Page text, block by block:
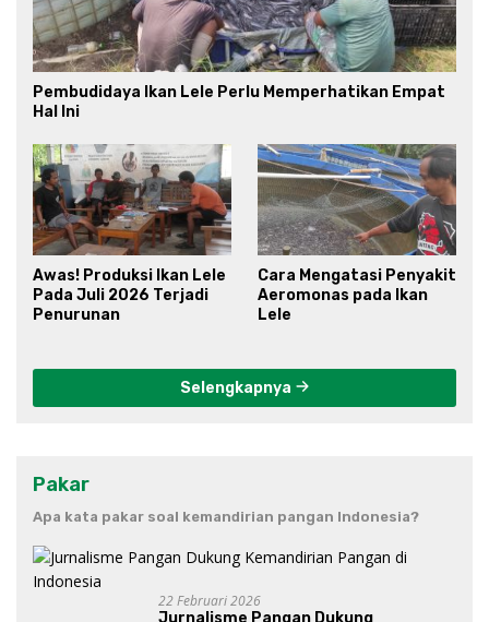
Pembudidaya Ikan Lele Perlu Memperhatikan Empat
Hal Ini
Awas! Produksi Ikan Lele
Pada Juli 2026 Terjadi
Penurunan
Cara Mengatasi Penyakit
Aeromonas pada Ikan
Lele
Selengkapnya
Pakar
Apa kata pakar soal kemandirian pangan Indonesia?
22 Februari 2026
Jurnalisme Pangan Dukung